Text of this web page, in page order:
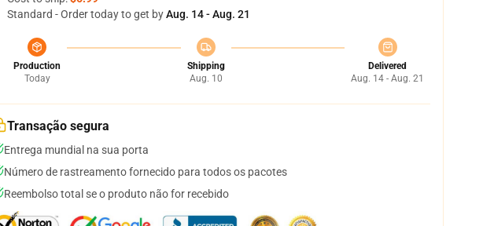
Standard - Order today to get byAug. 14 - Aug. 21
Production
Today
Shipping
Aug. 10
Delivered
Aug. 14 - Aug. 21
Transação segura
Entrega mundial na sua porta
Número de rastreamento fornecido para todos os pacotes
Reembolso total se o produto não for recebido